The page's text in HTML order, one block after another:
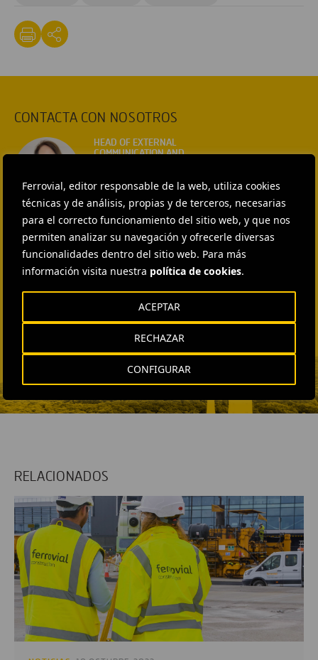
Ferrovial, editor responsable de la web, utiliza cookies
técnicas y de análisis, propias y de terceros, necesarias
para el correcto funcionamiento del sitio web, y que nos
permiten analizar su navegación y ofrecerle diversas
funcionalidades dentro del sitio web. Para más
información visita nuestra política de cookies.
CONFIGURAR
RECHAZAR
ACEPTAR
CONTACTA CON NOSOTROS
HEAD OF EXTERNAL
COMMUNICATION AND
Ana García Ruiz
ENVIAR CORREO
EXTERNAL COMMUNICATION
AND MEDIA RELATIONS
Isabel Muñoz Torres
ENVIAR CORREO
EXTERNAL COMMUNICATION
AND MEDIA RELATIONS
Fátima Gracia De
ENVIAR CORREO
RELACIONADOS